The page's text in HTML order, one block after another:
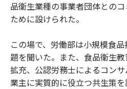
品衛生業種の事業者団体との
ために設けられた。
この場で、労働部は小規模食
題を聞いた。また、食品衛生
拡充、公認労務士によるコン
業主に実質的に役立つ共生策を